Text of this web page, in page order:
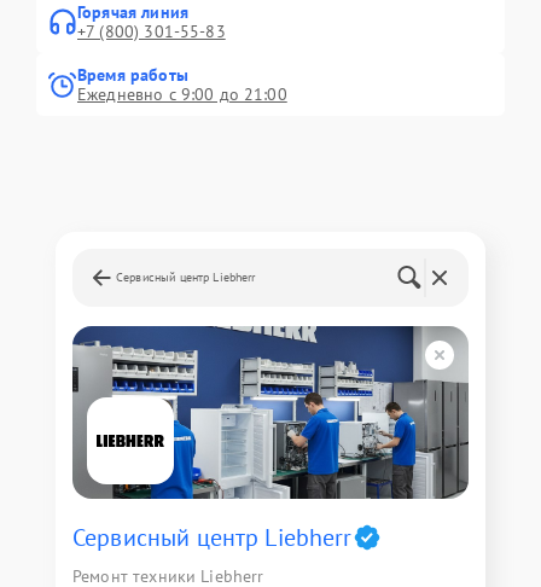
Горячая линия
+7 (800) 301-55-83
Время работы
Ежедневно с 9:00 до 21:00
Сервисный центр Liebherr
Сервисный центр Liebherr
Ремонт техники Liebherr